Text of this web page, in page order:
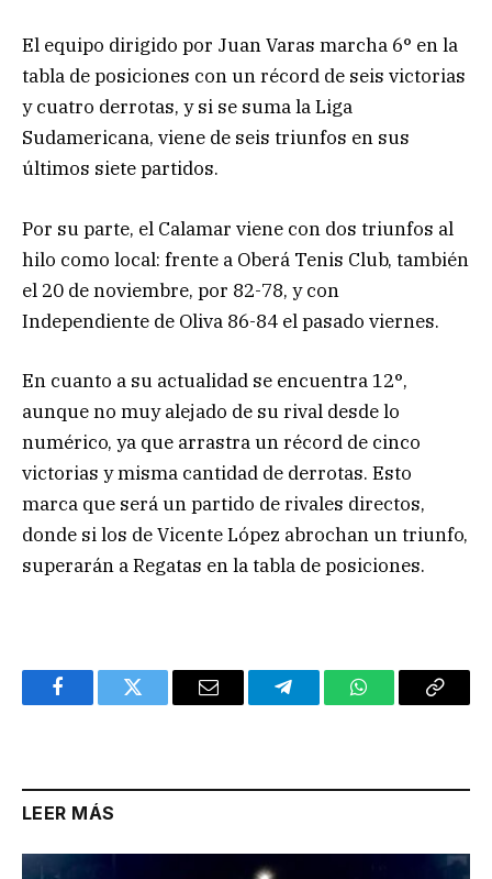
El equipo dirigido por Juan Varas marcha 6° en la
tabla de posiciones con un récord de seis victorias
y cuatro derrotas, y si se suma la Liga
Sudamericana, viene de seis triunfos en sus
últimos siete partidos.
Por su parte, el Calamar viene con dos triunfos al
hilo como local: frente a Oberá Tenis Club, también
el 20 de noviembre, por 82-78, y con
Independiente de Oliva 86-84 el pasado viernes.
En cuanto a su actualidad se encuentra 12°,
aunque no muy alejado de su rival desde lo
numérico, ya que arrastra un récord de cinco
victorias y misma cantidad de derrotas. Esto
marca que será un partido de rivales directos,
donde si los de Vicente López abrochan un triunfo,
superarán a Regatas en la tabla de posiciones.
FacebookTwitter Email TelegramWhatsAppCopy
LEER MÁS